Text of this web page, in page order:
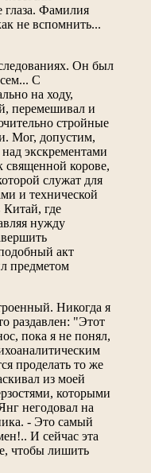
глаза. Фамилия
не вспомнить...
Он был
С
на ходу,
перемешивал и
стройные
Мог, допустим,
экскрементами
священной корове,
служат для
и технической
Китай, где
нужду
акт
предметом
Никогда я
раздавлен: "Этот
пока я не понял,
проделать то же
из моей
которыми
негодовал на
- Это самый
И сейчас эта
чтобы лишить